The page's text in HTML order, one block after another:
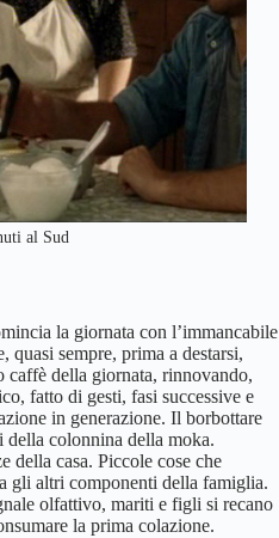
al Sud
la giornata con l’immancabile
quasi sempre, prima a destarsi,
caffè della giornata, rinnovando,
fatto di gesti, fasi successive e
in generazione. Il borbottare
colonnina della moka.
della casa. Piccole cose che
gli altri componenti della famiglia.
olfattivo, mariti e figli si recano
la prima colazione.